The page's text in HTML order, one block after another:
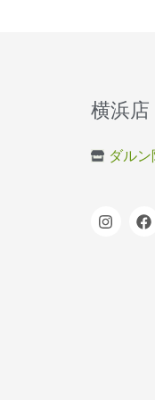
横浜
ダル